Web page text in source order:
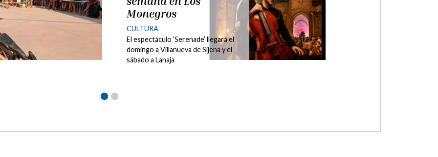
CULTURA
El Instituto de Estudios Sijenenses
Miguel Servet programa una cena-
coloquio con José Luis Corral y una
ponencia magistral de Justo
Hernández en el...